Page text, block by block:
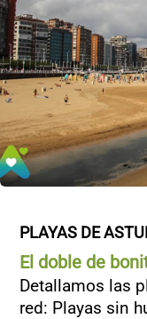
PLAYAS DE
El doble de
Detallamos las
red: Playas sin